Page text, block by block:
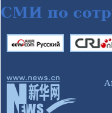
СМИ по